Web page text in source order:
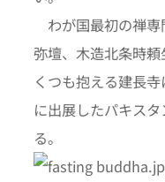
わが国最初の禅専
弥壇、木造北条時
くつも抱える建長
に出展したパキス
る。